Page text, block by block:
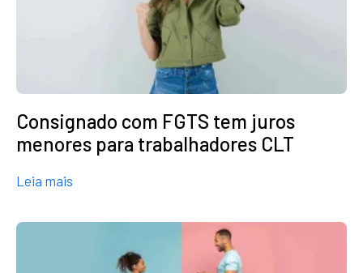
Consignado com FGTS tem juros
menores para trabalhadores CLT
Leia mais